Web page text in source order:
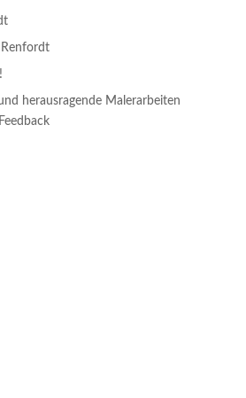
herausragende Malerarbeiten